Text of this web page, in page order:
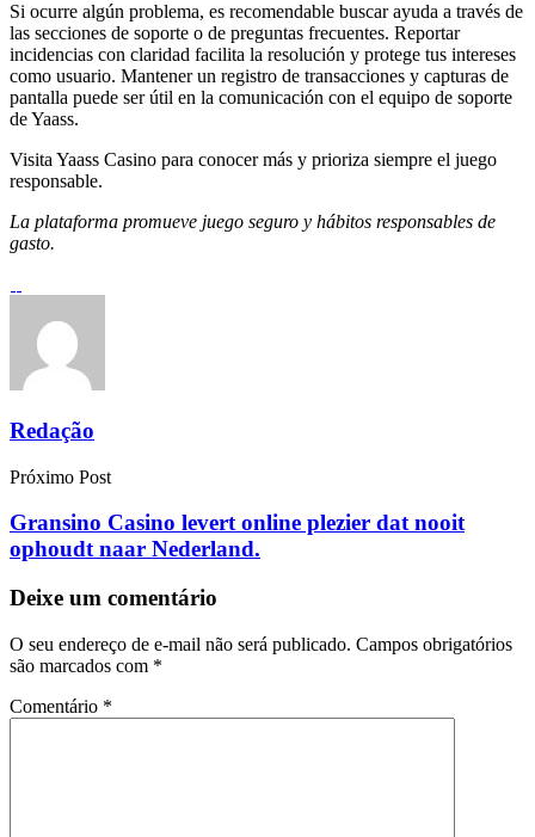
Si ocurre algún problema, es recomendable buscar ayuda a través de
las secciones de soporte o de preguntas frecuentes. Reportar
incidencias con claridad facilita la resolución y protege tus intereses
como usuario. Mantener un registro de transacciones y capturas de
pantalla puede ser útil en la comunicación con el equipo de soporte
de Yaass.
Visita Yaass Casino para conocer más y prioriza siempre el juego
responsable.
La plataforma promueve juego seguro y hábitos responsables de
gasto.
Redação
Próximo Post
Gransino Casino levert online plezier dat nooit
ophoudt naar Nederland.
Deixe um comentário
O seu endereço de e-mail não será publicado. Campos obrigatórios
são marcados com *
Comentário *